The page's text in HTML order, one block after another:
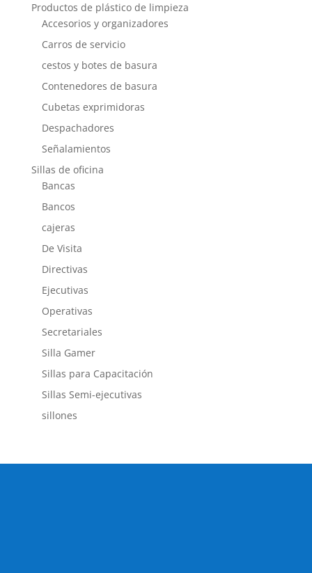
Productos de plástico de limpieza
Accesorios y organizadores
Carros de servicio
cestos y botes de basura
Contenedores de basura
Cubetas exprimidoras
Despachadores
Señalamientos
Sillas de oficina
Bancas
Bancos
cajeras
De Visita
Directivas
Ejecutivas
Operativas
Secretariales
Silla Gamer
Sillas para Capacitación
Sillas Semi-ejecutivas
sillones